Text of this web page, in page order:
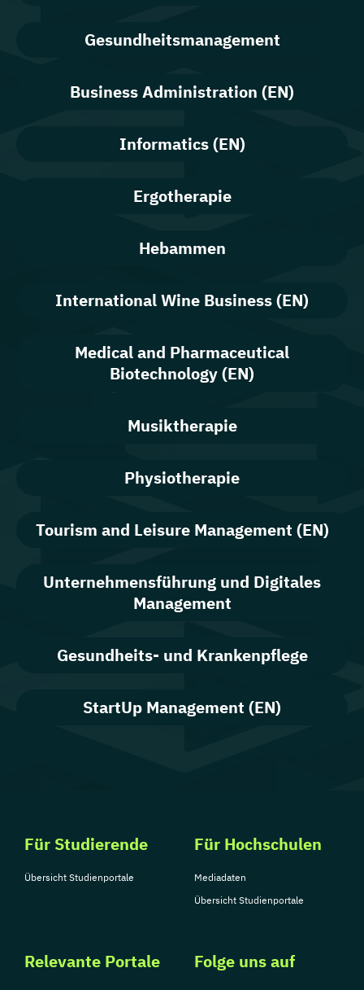
Gesundheitsmanagement
Business Administration (EN)
Informatics (EN)
Ergotherapie
Hebammen
International Wine Business (EN)
Medical and Pharmaceutical
Biotechnology (EN)
Musiktherapie
Physiotherapie
Tourism and Leisure Management (EN)
Unternehmensführung und Digitales
Management
Gesundheits- und Krankenpflege
StartUp Management (EN)
Für Studierende
Übersicht Studienportale
Für Hochschulen
Mediadaten
Übersicht Studienportale
Relevante Portale Folge uns auf